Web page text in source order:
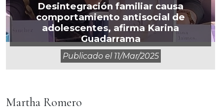
Desintegración familiar causa
comportamiento antisocial de
adolescentes, afirma Karina
Guadarrama
Publicado el 11/mar/2025
Martha Romero